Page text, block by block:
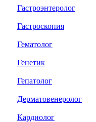
Гастроэнтеролог
Гастроскопия
Гематолог
Генетик
Гепатолог
Дерматовенеролог
Кардиолог